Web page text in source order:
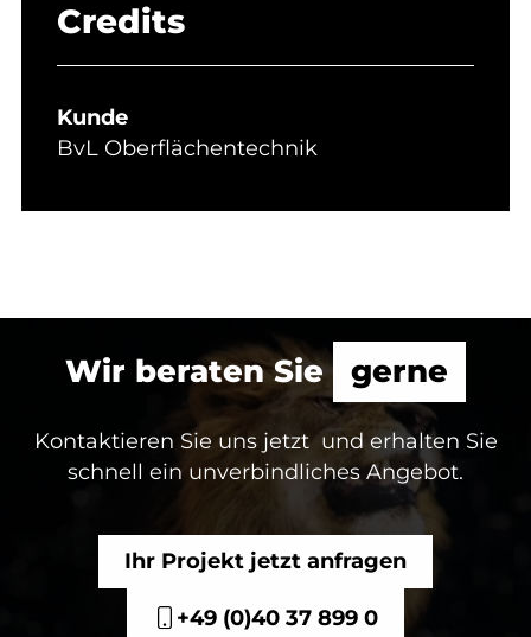
Credits
Kunde
BvL Oberflächentechnik
Wir beraten Sie gerne
Kontaktieren Sie uns jetzt und erhalten Sie
schnell ein unverbindliches Angebot.
Ihr Projekt jetzt anfragen
+49 (0)40 37 899 0